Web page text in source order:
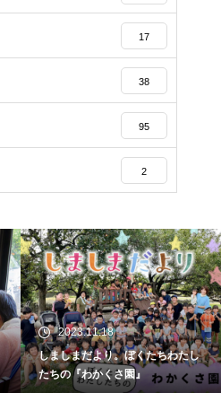
17
38
95
2
2023.11.18
しましまだより。ぼくたちわたし
たちの『わかくさ園』